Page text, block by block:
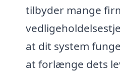
tilbyder mange
at dit system
at forlænge dets